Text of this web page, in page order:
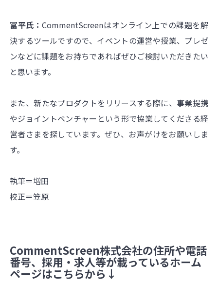
冨平氏：CommentScreenはオンライン上での課題を解
決するツールですので、イベントの運営や授業、プレゼ
ンなどに課題をお持ちであればぜひご検討いただきたい
と思います。
また、新たなプロダクトをリリースする際に、事業提携
やジョイントベンチャーという形で協業してくださる経
営者さまを探しています。ぜひ、お声がけをお願いしま
す。
執筆＝増田
校正＝笠原
CommentScreen株式会社の住所や電話
番号、採用・求人等が載っているホーム
ページはこちらから↓